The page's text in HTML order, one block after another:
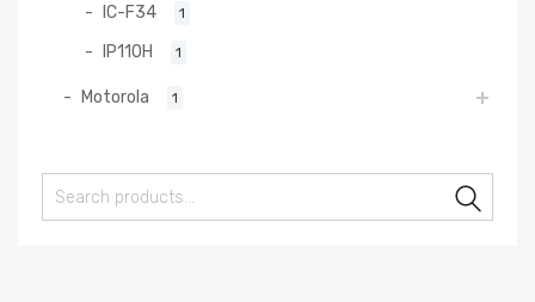
IC-F34 1
IP110H 1
Motorola 1